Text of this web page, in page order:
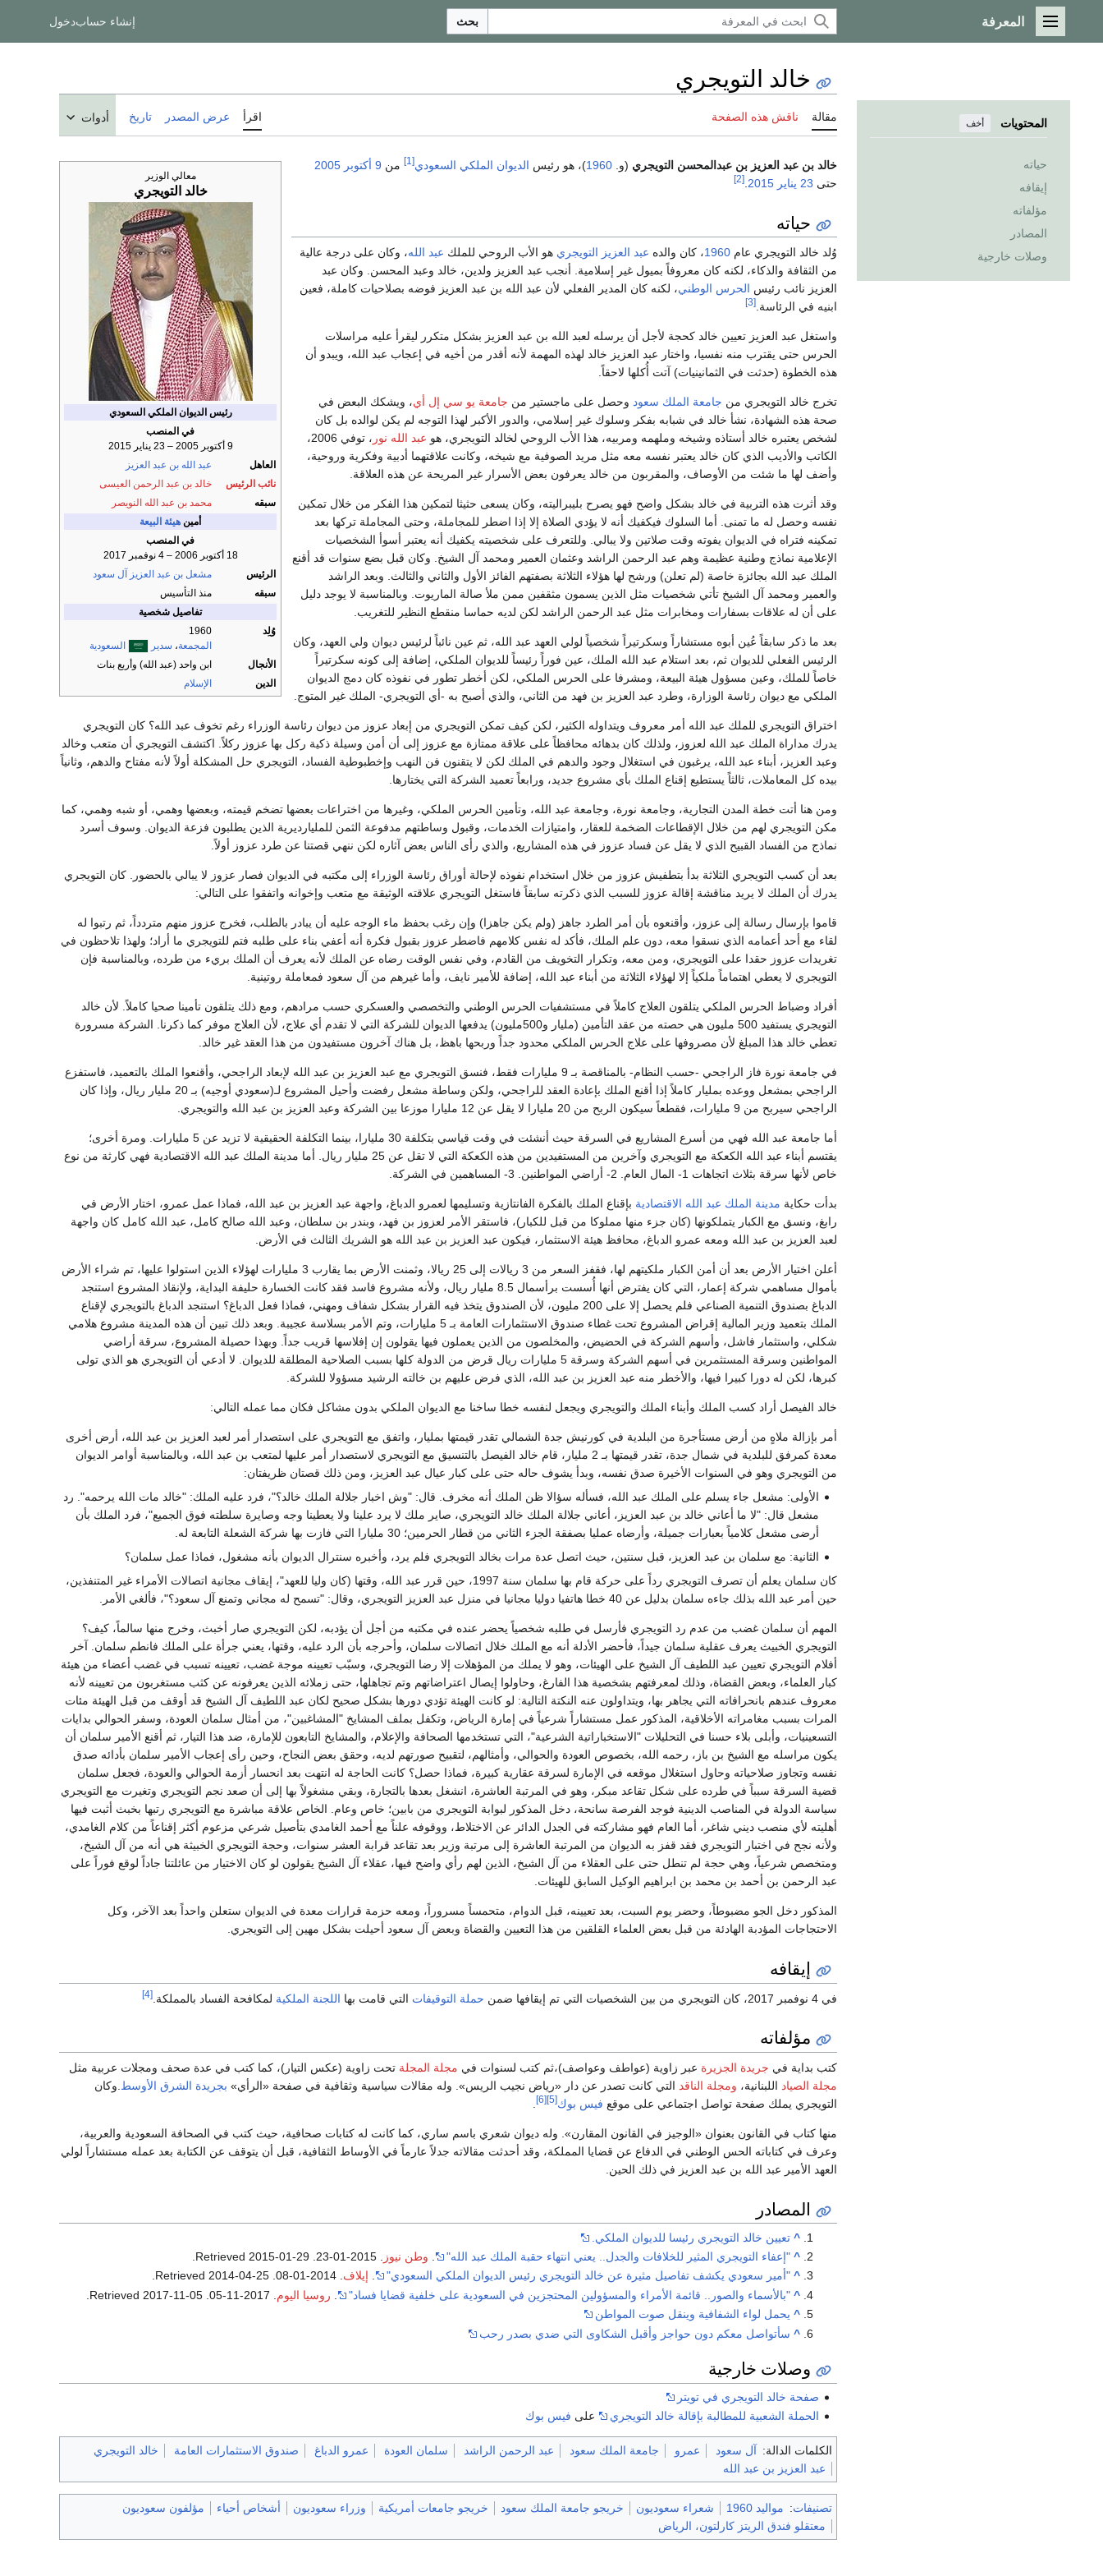
القائمة الرئيسية
المعرفة بحث إنشاء حسابدخول
المحتويات أخف
حياته
إيقافه
مؤلفاته
المصادر
وصلات خارجية
خالد التويجري
مقالة ناقش هذه الصفحة اقرأ عرض المصدر تاريخ أدوات
معالي الوزير
خالد التويجري
رئيس الديوان الملكي السعودي
في المنصب
9 أكتوبر 2005 – 23 يناير 2015
العاهل
عبد الله بن عبد العزيز
نائب الرئيس
خالد بن عبد الرحمن العيسى
سبقه
محمد بن عبد الله النويصر
أمين هيئة البيعة
في المنصب
18 أكتوبر 2006 – 4 نوفمبر 2017
الرئيس
مشعل بن عبد العزيز آل سعود
سبقه
منذ التأسيس
تفاصيل شخصية
وُلِد
1960
المجمعة، سدير
السعودية
الأنجال
ابن واحد (عبد الله) وأربع بنات
الدين
الإسلام
خالد بن عبد العزيز بن عبدالمحسن التويجري (و. 1960)، هو رئيس الديوان الملكي السعودي[1] من 9 أكتوبر
2005
حتى 23 يناير 2015
[2]
حياته
وُلد خالد التويجري عام 1960، كان والده عبد العزيز التويجري هو الأب الروحي للملك عبد الله، وكان على درجة عالية
من الثقافة والذكاء، لكنه كان معروفاً بميول غير إسلامية. أنجب عبد العزيز ولدين، خالد وعبد المحسن. وكان عبد
العزيز نائب رئيس الحرس الوطني، لكنه كان المدير الفعلي لأن عبد الله بن عبد العزيز فوضه بصلاحيات كاملة، فعين
ابنيه في الرئاسة.[3]
واستغل عبد العزيز تعيين خالد كحجة لأجل أن يرسله لعبد الله بن عبد العزيز بشكل متكرر ليقرأ عليه مراسلات
الحرس حتى يقترب منه نفسيا، واختار عبد العزيز خالد لهذه المهمة لأنه أقدر من أخيه في إعجاب عبد الله، ويبدو أن
هذه الخطوة (حدثت في الثمانينيات) آتت أُكلها لاحقاً.
تخرج خالد التويجري من جامعة الملك سعود وحصل على ماجستير من جامعة يو سي إل أي، ويشكك البعض في
صحة هذه الشهادة، نشأ خالد في شبابه بفكر وسلوك غير إسلامي، والدور الأكبر لهذا التوجه لم يكن لوالده بل كان
لشخص يعتبره خالد أستاذه وشيخه وملهمه ومربيه، هذا الأب الروحي لخالد التويجري، هو عبد الله نور
، توفي 2006،
الكاتب والأديب الذي كان خالد يعتبر نفسه معه مثل مريد الصوفية مع شيخه، وكانت علاقتهما أدبية وفكرية وروحية،
وأضف لها ما شئت من الأوصاف، والمقربون من خالد يعرفون بعض الأسرار غير المريحة عن هذه العلاقة.
وقد أثرت هذه التربية في خالد بشكل واضح فهو يصرح بليبراليته، وكان يسعى حثيثا لتمكين هذا الفكر من خلال تمكين
نفسه وحصل له ما تمنى. أما السلوك فيكفيك أنه لا يؤدي الصلاة إلا إذا اضطر للمجاملة، وحتى المجاملة تركها بعد
تمكينه فتراه في الديوان يفوته وقت صلاتين ولا يبالي. وللتعرف على شخصيته يكفيك أنه يعتبر أسوأ الشخصيات
الإعلامية نماذج وطنية عظيمة وهم عبد الرحمن الراشد وعثمان العمير ومحمد آل الشيخ. وكان قبل بضع سنوات قد أقنع
الملك عبد الله بجائزة خاصة (لم تعلن) ورشح لها هؤلاء الثلاثة بصفتهم الفائز الأول والثاني والثالث. وبعد الراشد
والعمير ومحمد آل الشيخ تأتي شخصيات مثل الذين يسمون مثقفين ممن ملأ صالة الماريوت. وبالمناسبة لا يوجد دليل
على أن له علاقات بسفارات ومخابرات مثل عبد الرحمن الراشد لكن لديه حماسا منقطع النظير للتغريب.
بعد ما ذكر سابقاً عُين أبوه مستشاراً وسكرتيراً شخصياً لولي العهد عبد الله، ثم عين نائباً لرئيس ديوان ولي العهد، وكان
الرئيس الفعلي للديوان ثم، بعد استلام عبد الله الملك، عين فوراً رئيساً للديوان الملكي، إضافة إلى كونه سكرتيراً
خاصاً للملك، وعين مسؤول هيئة البيعة، ومشرفا على الحرس الملكي، لكن أخطر تطور في نفوذه كان دمج الديوان
الملكي مع ديوان رئاسة الوزارة، وطرد عبد العزيز بن فهد من الثاني، والذي أصبح به -أي التويجري- الملك غير المتوج.
اختراق التويجري للملك عبد الله أمر معروف ويتداوله الكثير، لكن كيف تمكن التويجري من إبعاد عزوز من ديوان رئاسة الوزراء رغم تخوف عبد الله؟ كان التويجري
يدرك مداراة الملك عبد الله لعزوز، ولذلك كان بدهائه محافظاً على علاقة ممتازة مع عزوز إلى أن أمن وسيلة ذكية ركل بها عزوز ركلاً. اكتشف التويجري أن متعب وخالد
وعبد العزيز، أبناء عبد الله، يرغبون في استغلال وجود والدهم في الملك لكن لا يتقنون فن النهب وإخطبوطية الفساد، التويجري حل المشكلة أولاً لأنه مفتاح والدهم، وثانياً
بيده كل المعاملات، ثالثاً يستطيع إقناع الملك بأي مشروع جديد، ورابعاً تعميد الشركة التي يختارها.
ومن هنا أتت خطة المدن التجارية، وجامعة نورة، وجامعة عبد الله، وتأمين الحرس الملكي، وغيرها من اختراعات بعضها تضخم قيمته، وبعضها وهمي، أو شبه وهمي، كما
مكن التويجري لهم من خلال الإقطاعات الضخمة للعقار، وامتيازات الخدمات، وقبول وساطتهم مدفوعة الثمن للمليارديرية الذين يطلبون فزعة الديوان. وسوف أسرد
نماذج من الفساد القبيح الذي لا يقل عن فساد عزوز في هذه المشاريع، والذي رأى الناس بعض آثاره لكن ننهي قصتنا عن طرد عزوز أولاً.
بعد أن كسب التويجري الثلاثة بدأ بتطفيش عزوز من خلال استخدام نفوذه لإحالة أوراق رئاسة الوزراء إلى مكتبه في الديوان فصار عزوز لا يبالي بالحضور. كان التويجري
يدرك أن الملك لا يريد مناقشة إقالة عزوز للسبب الذي ذكرته سابقاً فاستغل التويجري علاقته الوثيقة مع متعب وإخوانه واتفقوا على التالي:
قاموا بإرسال رسالة إلى عزوز، وأقنعوه بأن أمر الطرد جاهز (ولم يكن جاهزا) وإن رغب بحفظ ماء الوجه عليه أن يبادر بالطلب، فخرج عزوز منهم متردداً، ثم رتبوا له
لقاء مع أحد أعمامه الذي نسقوا معه، دون علم الملك، فأكد له نفس كلامهم فاضطر عزوز بقبول فكرة أنه أعفي بناء على طلبه فتم للتويجري ما أراد؛ ولهذا تلاحظون في
تغريدات عزوز حقدا على التويجري، ومن معه، وتكرار التخويف من القادم، وفي نفس الوقت رضاه عن الملك لأنه يعرف أن الملك بريء من طرده، وبالمناسبة فإن
التويجري لا يعطي اهتماماً ملكياً إلا لهؤلاء الثلاثة من أبناء عبد الله، إضافة للأمير نايف، وأما غيرهم من آل سعود فمعاملة روتينية.
أفراد وضباط الحرس الملكي يتلقون العلاج كاملاً في مستشفيات الحرس الوطني والتخصصي والعسكري حسب مرادهم، ومع ذلك يتلقون تأمينا صحيا كاملاً. لأن خالد
التويجري يستفيد 500 مليون هي حصته من عقد التأمين (مليار و500مليون) يدفعها الديوان للشركة التي لا تقدم أي علاج، لأن العلاج موفر كما ذكرنا. الشركة مسرورة
تعطي خالد هذا المبلغ لأن مصروفها على علاج الحرس الملكي محدود جداً وربحها باهظ، بل هناك آخرون مستفيدون من هذا العقد غير خالد.
في جامعة نورة فاز الراجحي -حسب النظام- بالمناقصة بـ 9 مليارات فقط، فنسق التويجري مع عبد العزيز بن عبد الله لإبعاد الراجحي، وأقنعوا الملك بالتعميد، فاستفزع
الراجحي بمشعل ووعده بمليار كاملاً إذا أقنع الملك بإعادة العقد للراجحي، ولكن وساطة مشعل رفضت وأحيل المشروع لـ(سعودي أوجيه) بـ 20 مليار ريال، وإذا كان
الراجحي سيربح من 9 مليارات، فقطعاً سيكون الربح من 20 مليارا لا يقل عن 12 مليارا موزعا بين الشركة وعبد العزيز بن عبد الله والتويجري.
أما جامعة عبد الله فهي من أسرع المشاريع في السرقة حيث أنشئت في وقت قياسي بتكلفة 30 مليارا، بينما التكلفة الحقيقية لا تزيد عن 5 مليارات. ومرة أخرى؛
يقتسم أبناء عبد الله الكعكة مع التويجري وآخرين من المستفيدين من هذه الكعكة التي لا تقل عن 25 مليار ريال. أما مدينة الملك عبد الله الاقتصادية فهي كارثة من نوع
خاص لأنها سرقة بثلاث اتجاهات 1- المال العام. 2- أراضي المواطنين. 3- المساهمين في الشركة.
بدأت حكاية مدينة الملك عبد الله الاقتصادية بإقناع الملك بالفكرة الفانتازية وتسليمها لعمرو الدباغ، واجهة عبد العزيز بن عبد الله، فماذا عمل عمرو، اختار الأرض في
رابغ، ونسق مع الكبار يتملكونها (كان جزء منها مملوكا من قبل للكبار)، فاستقر الأمر لعزوز بن فهد، وبندر بن سلطان، وعبد الله صالح كامل، عبد الله كامل كان واجهة
لعبد العزيز بن عبد الله ومعه عمرو الدباغ، محافظ هيئة الاستثمار، فيكون عبد العزيز بن عبد الله هو الشريك الثالث في الأرض.
أعلن اختيار الأرض بعد أن أمن الكبار ملكيتهم لها، فقفز السعر من 3 ريالات إلى 25 ريالا، وثمنت الأرض بما يقارب 3 مليارات لهؤلاء الذين استولوا عليها، تم شراء الأرض
بأموال مساهمي شركة إعمار، التي كان يفترض أنها أُسست برأسمال 8.5 مليار ريال، ولأنه مشروع فاسد فقد كانت الخسارة حليفة البداية، ولإنقاذ المشروع استنجد
الدباغ بصندوق التنمية الصناعي فلم يحصل إلا على 200 مليون، لأن الصندوق يتخذ فيه القرار بشكل شفاف ومهني، فماذا فعل الدباغ؟ استنجد الدباغ بالتويجري لإقناع
الملك بتعميد وزير المالية إقراض المشروع تحت غطاء صندوق الاستثمارات العامة بـ 5 مليارات، وتم الأمر بسلاسة عجيبة. وبعد ذلك تبين أن هذه المدينة مشروع هلامي
شكلي، واستثمار فاشل، وأسهم الشركة في الحضيض، والمخلصون من الذين يعملون فيها يقولون إن إفلاسها قريب جداً. وبهذا حصيلة المشروع، سرقة أراضي
المواطنين وسرقة المستثمرين في أسهم الشركة وسرقة 5 مليارات ريال قرض من الدولة كلها بسبب الصلاحية المطلقة للديوان. لا أدعي أن التويجري هو الذي تولى
كبرها، لكن له دورا كبيرا فيها، والأخطر منه عبد العزيز بن عبد الله، الذي فرض عليهم بن خالته الرشيد مسؤولا للشركة.
خالد الفيصل أراد كسب الملك وأبناء الملك والتويجري ويجعل لنفسه خطا ساخنا مع الديوان الملكي بدون مشاكل فكان مما عمله التالي:
أمر بإزالة ملاهٍ من أرض مستأجرة من البلدية في كورنيش جدة الشمالي تقدر قيمتها بمليار، واتفق مع التويجري على استصدار أمر لعبد العزيز بن عبد الله، أرض أخرى
معدة كمرفق للبلدية في شمال جدة، تقدر قيمتها بـ 2 مليار، قام خالد الفيصل بالتنسيق مع التويجري لاستصدار أمر عليها لمتعب بن عبد الله، وبالمناسبة أوامر الديوان
من التويجري وهو في السنوات الأخيرة صدق نفسه، وبدأ يشوف حاله حتى على كبار عيال عبد العزيز، ومن ذلك قصتان ظريفتان:
الأولى: مشعل جاء يسلم على الملك عبد الله، فسأله سؤالا ظن الملك أنه مخرف. قال: "وش اخبار جلالة الملك خالد؟"، فرد عليه الملك: "خالد مات الله يرحمه". رد
مشعل قال: "لا ما أعاني خالد بن عبد العزيز، أعاني جلالة الملك خالد التويجري، صاير ملك لا يرد علينا ولا يعطينا وجه وصايرة سلطته فوق الجميع"، فرد الملك بأن
أرضى مشعل كلامياً بعبارات جميلة، وأرضاه عمليا بصفقة الجزء الثاني من قطار الحرمين؛ 30 مليارا التي فازت بها شركة الشعلة التابعة له.
الثانية: مع سلمان بن عبد العزيز، قبل سنتين، حيث اتصل عدة مرات بخالد التويجري فلم يرد، وأخبره سنترال الديوان بأنه مشغول، فماذا عمل سلمان؟
كان سلمان يعلم أن تصرف التويجري رداً على حركة قام بها سلمان سنة 1997، حين قرر عبد الله، وقتها (كان وليا للعهد"، إيقاف مجانية اتصالات الأمراء غير المتنفذين،
حين أمر عبد الله بذلك جاءه سلمان بدليل عن 40 خطا هاتفيا دوليا مجانيا في منزل عبد العزيز التويجري، وقال: "تسمح له مجاني وتمنع آل سعود؟"، فألغي الأمر.
المهم أن سلمان غضب من عدم رد التويجري فأرسل في طلبه شخصياً يحضر عنده في مكتبه من أجل أن يؤدبه، لكن التويجري صار أخبث، وخرج منها سالماً، كيف؟
التويجري الخبيث يعرف عقلية سلمان جيداً، فأحضر الأدلة أنه مع الملك خلال اتصالات سلمان، وأحرجه بأن الرد عليه، وقتها، يعني جرأة على الملك فانطم سلمان. آخر
أفلام التويجري تعيين عبد اللطيف آل الشيخ على الهيئات، وهو لا يملك من المؤهلات إلا رضا التويجري، وسبّب تعيينه موجة غضب، تعيينه تسبب في غضب أعضاء من هيئة
كبار العلماء، وبعض القضاة، وذلك لمعرفتهم بشخصية هذا الفارغ، وحاولوا إيصال اعتراضاتهم وتم تجاهلها، حتى زملائه الذين يعرفونه عن كثب مستغربون من تعيينه لأنه
معروف عندهم بانحرافاته التي يجاهر بها، ويتداولون عنه النكتة التالية: لو كانت الهيئة تؤدي دورها بشكل صحيح لكان عبد اللطيف آل الشيخ قد أوقف من قبل الهيئة مئات
المرات بسبب مغامراته الأخلاقية، المذكور عمل مستشاراً شرعياً في إمارة الرياض، وتكفل بملف المشايخ "المشاغبين"، من أمثال سلمان العودة، وسفر الحوالي بدايات
التسعينيات، وأبلى بلاء حسنا في التحليلات "الاستخباراتية الشرعية"، التي تستخدمها الصحافة والإعلام، والمشايخ التابعون للإمارة، ضد هذا التيار، ثم أقنع الأمير سلمان أن
يكون مراسله مع الشيخ بن باز، رحمه الله، بخصوص العودة والحوالي، وأمثالهم، لتقبيح صورتهم لديه، وحقق بعض النجاح، وحين رأى إعجاب الأمير سلمان بأدائه صدق
نفسه وتجاوز صلاحياته وحاول استغلال موقعه في الإمارة لسرقة عقارية كبيرة، فماذا حصل؟ كانت الحاجة له انتهت بعد انحسار أزمة الحوالي والعودة، فجعل سلمان
قضية السرقة سبباً في طرده على شكل تقاعد مبكر، وهو في المرتبة العاشرة، انشغل بعدها بالتجارة، وبقي مشغولاً بها إلى أن صعد نجم التويجري وتغيرت مع التويجري
سياسة الدولة في المناصب الدينية فوجد الفرصة سانحة، دخل المذكور لبوابة التويجري من بابين؛ خاص وعام. الخاص علاقة مباشرة مع التويجري رتبها بخبث أثبت فيها
أهليته لأي منصب ديني شاغر، أما العام فهو مشاركته في الجدل الدائر عن الاختلاط، ووقوفه علناً مع أحمد الغامدي بتأصيل شرعي مزعوم أكثر إقناعاً من كلام الغامدي،
ولأنه نجح في اختبار التويجري فقد قفز به الديوان من المرتبة العاشرة إلى مرتبة وزير بعد تقاعد قرابة العشر سنوات، وحجة التويجري الخبيثة هي أنه من آل الشيخ،
ومتخصص شرعياً، وهي حجة لم تنطل حتى على العقلاء من آل الشيخ، الذين لهم رأي واضح فيها، عقلاء آل الشيخ يقولون لو كان الاختيار من عائلتنا جاداً لوقع فوراً على
عبد الرحمن بن أحمد بن محمد بن ابراهيم الوكيل السابق للهيئات.
المذكور دخل الجو مضبوطاً، وحضر يوم السبت، بعد تعيينه، قبل الدوام، متحمساً مسروراً، ومعه حزمة قرارات معدة في الديوان ستعلن واحداً بعد الآخر، وكل
الاحتجاجات المؤدبة الهادئة من قبل بعض العلماء القلقين من هذا التعيين والقضاة وبعض آل سعود أحيلت بشكل مهين إلى التويجري.
إيقافه
في 4 نوفمبر 2017، كان التويجري من بين الشخصيات التي تم إيقافها ضمن حملة التوقيفات التي قامت بها اللجنة الملكية لمكافحة الفساد بالمملكة. [4]
مؤلفاته
كتب بداية في جريدة الجزيرة عبر زاوية (عواطف وعواصف)،ثم كتب لسنوات في مجلة المجلة تحت زاوية (عكس التيار)، كما كتب في عدة صحف ومجلات عربية مثل
مجلة الصياد اللبنانية، ومجلة الناقد التي كانت تصدر عن دار «رياض نجيب الريس». وله مقالات سياسية وثقافية في صفحة «الرأي» بجريدة الشرق الأوسط .وكان
التويجري يملك صفحة تواصل اجتماعي على موقع فيس بوك[5]
[6]
منها كتاب في القانون بعنوان «الوجيز في القانون المقارن». وله ديوان شعري باسم ساري، كما كانت له كتابات صحافية، حيث كتب في الصحافة السعودية والعربية،
وعرف في كتاباته الحس الوطني في الدفاع عن قضايا المملكة، وقد أحدثت مقالاته جدلاً عارماً في الأوساط الثقافية، قبل أن يتوقف عن الكتابة بعد عمله مستشاراً لولي
العهد الأمير عبد الله بن عبد العزيز في ذلك الحين.
المصادر
^ تعيين خالد التويجري رئيسا للديوان الملكي.
^ "إعفاء التويجري المثير للخلافات والجدل.. يعني انتهاء حقبة الملك عبد الله" وطن نيوز 2015-01-29
^ "أمير سعودي يكشف تفاصيل مثيرة عن خالد التويجري رئيس الديوان الملكي السعودي" . إيلاف. 2014-01-08
. Retrieved
2014-04-25
.
^ "بالأسماء والصور.. قائمة الأمراء والمسؤولين المحتجزين في السعودية على خلفية قضايا فساد" روسيا اليوم . Retrieved
2017-11-05
^ يحمل لواء الشفافية وينقل صوت المواطن
^ سأتواصل معكم دون حواجز وأقبل الشكاوى التي ضدي بصدر رحب
وصلات خارجية
صفحة خالد التويجري في تويتر
الحملة الشعبية للمطالبة بإقالة خالد التويجري
على فيس بوك
الكلمات الدالة: آل سعود عمرو جامعة الملك سعود عبد الرحمن الراشد سلمان العودة عمرو الدباغ صندوق الاستثمارات العامة
خالد التويجري
عبد العزيز بن عبد الله
تصنيفات: مواليد 1960 شعراء سعوديون خريجو جامعة الملك سعود خريجو جامعات أمريكية وزراء سعوديون أشخاص أحياء
مؤلفون سعوديون
معتقلو فندق الريتز كارلتون، الرياض